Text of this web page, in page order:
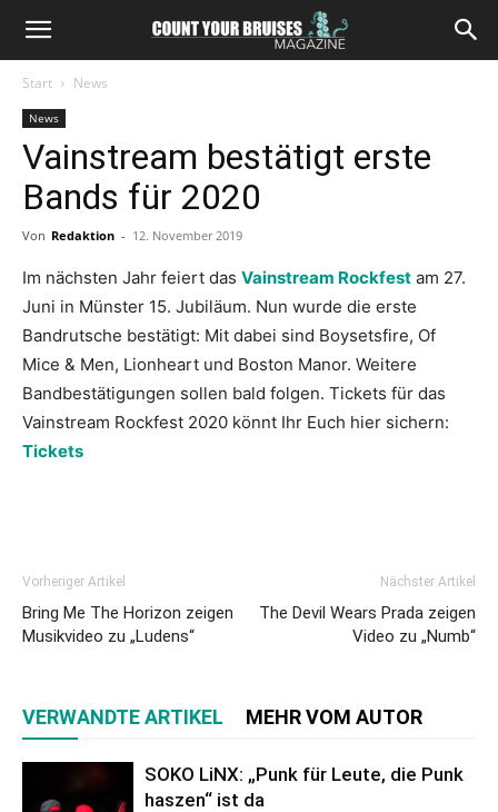
Start News
News
Vainstream bestätigt erste
Bands für 2020
Von Redaktion - 12. November 2019
Im nächsten Jahr feiert das Vainstream Rockfest am 27.
Juni in Münster 15. Jubiläum. Nun wurde die erste
Bandrutsche bestätigt: Mit dabei sind Boysetsfire, Of
Mice & Men, Lionheart und Boston Manor. Weitere
Bandbestätigungen sollen bald folgen. Tickets für das
Vainstream Rockfest 2020 könnt Ihr Euch hier sichern:
Tickets
Vorheriger Artikel
Bring Me The Horizon zeigen
Musikvideo zu „Ludens“
Nächster Artikel
The Devil Wears Prada zeigen
Video zu „Numb“
VERWANDTE ARTIKEL MEHR VOM AUTOR
SOKO LiNX: „Punk für Leute, die Punk
haszen“ ist da